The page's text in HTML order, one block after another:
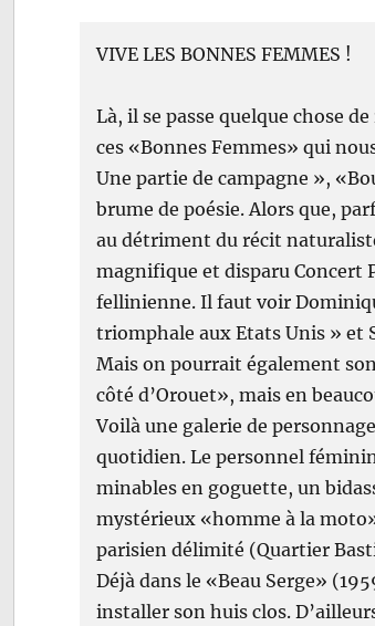
VIVE LES BONNES FEMMES !
Là, il se passe quelque chose
ces «Bonnes Femmes» qui
Une partie de campagne »,
brume de poésie. Alors que,
au détriment du récit
magnifique et disparu Concert
fellinienne. Il faut voir
triomphale aux Etats Unis » et
Mais on pourrait également
côté d’Orouet», mais en
Voilà une galerie de
quotidien. Le personnel
minables en goguette, un
mystérieux «homme à la
parisien délimité (Quartier
Déjà dans le «Beau Serge»
installer son huis clos.